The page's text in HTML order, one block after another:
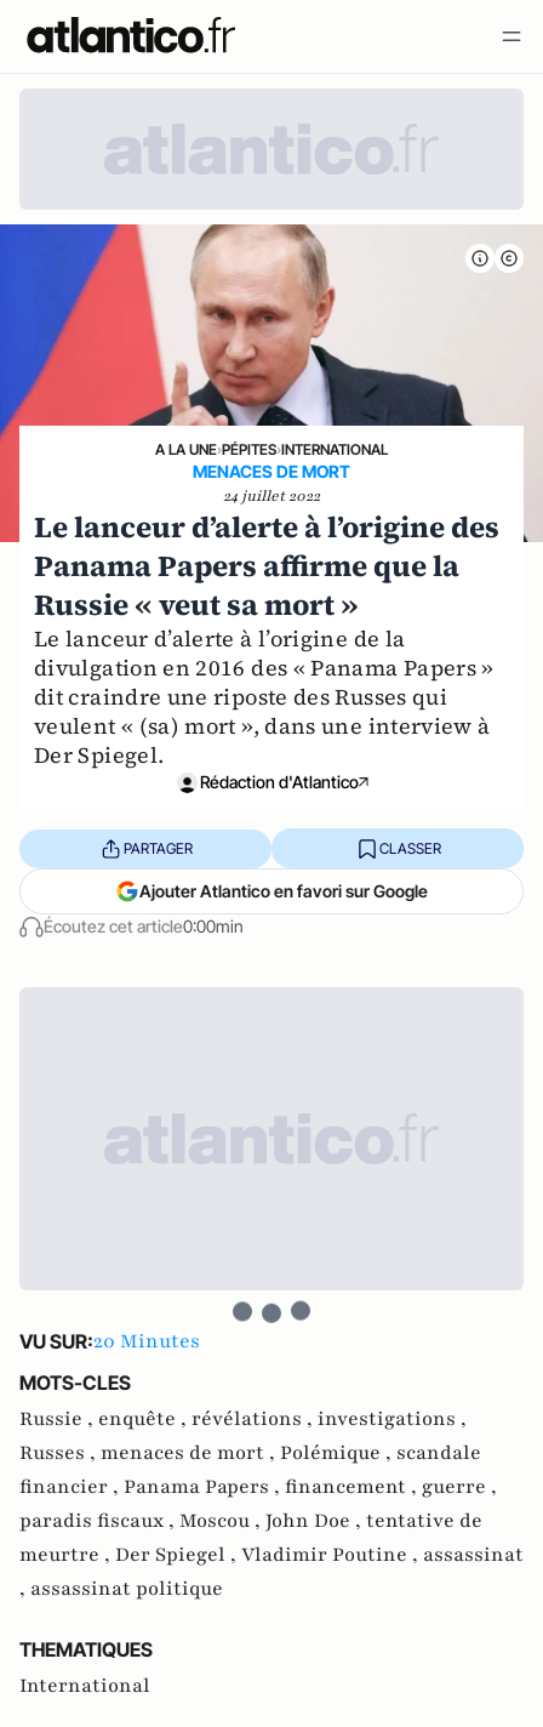
A LA UNE›PÉPITES›INTERNATIONAL
MENACES DE MORT
24 juillet 2022
Le lanceur d’alerte à l’origine des
Panama Papers affirme que la
Russie « veut sa mort »
Le lanceur d’alerte à l’origine de la
divulgation en 2016 des « Panama Papers »
dit craindre une riposte des Russes qui
veulent « (sa) mort », dans une interview à
Der Spiegel.
Rédaction d'Atlantico
Écoutez cet article0:00min
PARTAGER CLASSER
Ajouter Atlantico en favori sur Google
VU SUR:20 Minutes
MOTS-CLES
Russie , enquête , révélations , investigations ,
Russes , menaces de mort , Polémique , scandale
financier , Panama Papers , financement , guerre ,
paradis fiscaux , Moscou , John Doe , tentative de
meurtre , Der Spiegel , Vladimir Poutine , assassinat
, assassinat politique
THEMATIQUES
International